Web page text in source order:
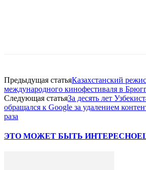
Предыдущая статьяКазахстанский
международного кинофестиваля в
Следующая статьяЗа десять лет
обращался к Google за удалением
раза
ЭТО МОЖЕТ БЫТЬ ИНТЕРЕСНО